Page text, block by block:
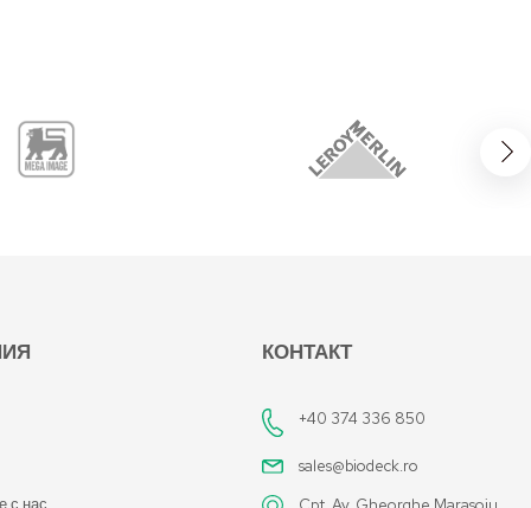
с нас
КОНТАКТ
+40 374 336 850
sales@biodeck.ro